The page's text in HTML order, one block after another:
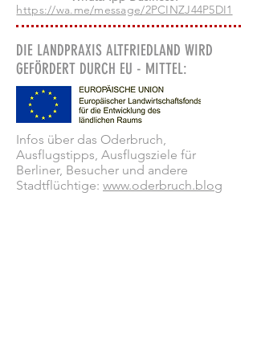
https://wa.me/message/2PCINZJ44P5DI1
DIE LANDPRAXIS ALTFRIEDLAND WIRD
GEFÖRDERT DURCH EU - MITTEL:
Infos über das Oderbruch,
Ausflugstipps, Ausflugsziele für
Berliner, Besucher und andere
Stadtflüchtige: www.oderbruch.blog